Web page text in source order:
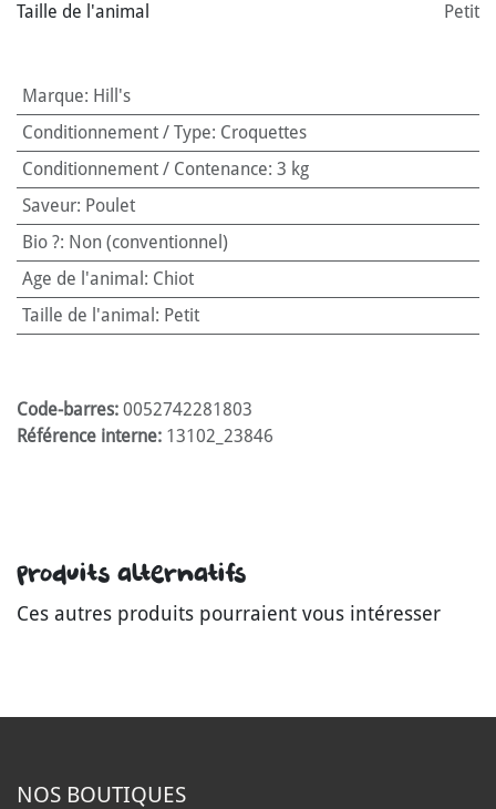
Taille de l'animal Petit
Marque: Hill's
Conditionnement / Type: Croquettes
Conditionnement / Contenance: 3 kg
Saveur: Poulet
Bio ?: Non (conventionnel)
Age de l'animal : Chiot
Taille de l'animal : Petit
Code-barres: 0052742281803
Référence interne: 13102_23846
Produits alternatifs
Ces autres produits pourraient vous intéresser
NOS BOUTIQUES